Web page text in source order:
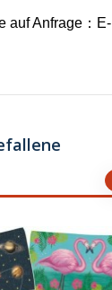
auf Anfrage：E-